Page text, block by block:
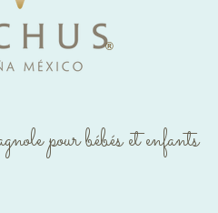
®
pour bébés et enfants